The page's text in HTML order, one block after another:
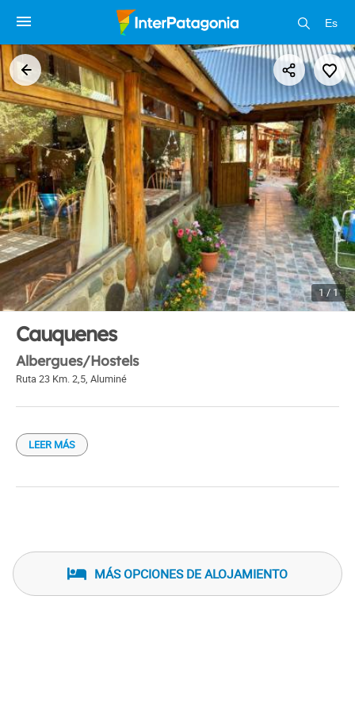
Es
1 / 1
Cauquenes
Albergues/Hostels
Ruta 23 Km. 2,5, Aluminé
LEER MÁS
MÁS OPCIONES DE ALOJAMIENTO